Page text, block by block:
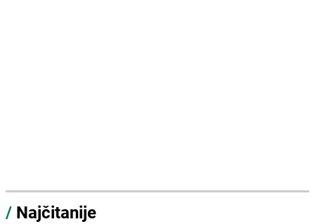
/ Najčitanije